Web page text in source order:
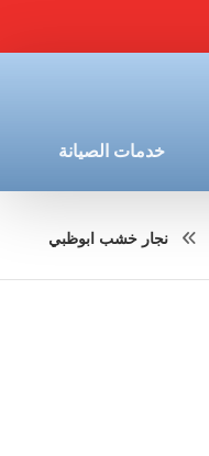
خدمات الصيانة
نجار خشب ابوظبي